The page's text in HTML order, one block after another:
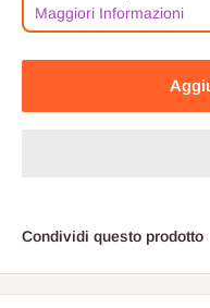
Maggiori Informazioni
Condividi questo prodotto